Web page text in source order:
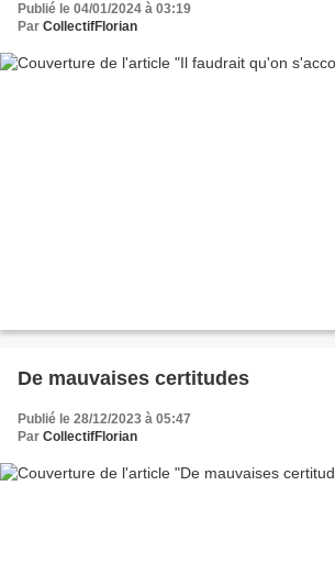
Publié le 04/01/2024 à 03:19
Par CollectifFlorian
De mauvaises certitudes
Publié le 28/12/2023 à 05:47
Par CollectifFlorian